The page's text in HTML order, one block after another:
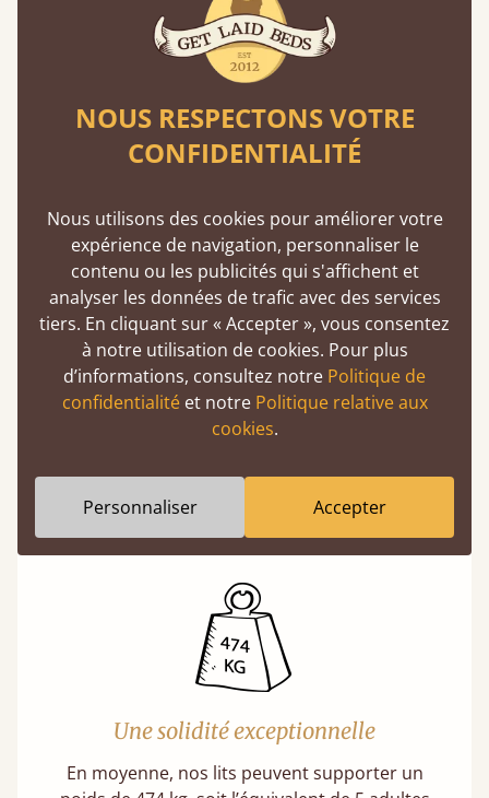
Get Laid Beds, un choix définitif : l'assurance
d'un lit à l'épreuve du temps. Nous passons
donc qu’il soit fait pour durer.
En savoir plus
De l'atelier à votre chambre
Un produit de qualité premium peut tout à fait
être abordable si vous l'achetez directement
Une solidité exceptionnelle
En moyenne, nos lits peuvent supporter un
NOUS RESPECTONS VOTRE
CONFIDENTIALITÉ
Nous utilisons des cookies pour améliorer votre
expérience de navigation, personnaliser le
contenu ou les publicités qui s'affichent et
analyser les données de trafic avec des services
tiers. En cliquant sur « Accepter », vous consentez
à notre utilisation de cookies. Pour plus
d’informations, consultez notre Politique de
confidentialitéet notre Politique relative aux
cookies.
Personnaliser Accepter